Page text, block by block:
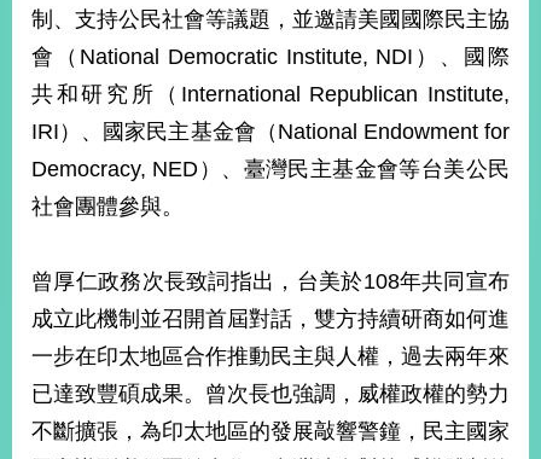
回
頁
網
站
導
覽
關
於
本
部
新
中
心
外
交
制、支持公民社會等議題，並邀請美國國際民主協
會（National Democratic Institute, NDI）、國際
共和研究所（International Republican Institute,
IRI）、國家民主基金會（National Endowment for
Democracy, NED）、臺灣民主基金會等台美公民
社會團體參與。
曾厚仁政務次長致詞指出，台美於108年共同宣布
成立此機制並召開首屆對話，雙方持續研商如何進
一步在印太地區合作推動民主與人權，過去兩年來
已達致豐碩成果。曾次長也強調，威權政權的勢力
不斷擴張，為印太地區的發展敲響警鐘，民主國家